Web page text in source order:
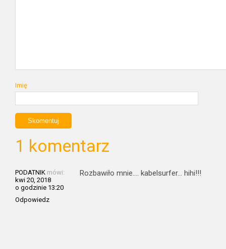
Imię
1 komentarz
PODATNIK mówi:
kwi 20, 2018
o godzinie 13:20
Odpowiedz
Rozbawiło mnie…. kabelsurfer… hihi!!!